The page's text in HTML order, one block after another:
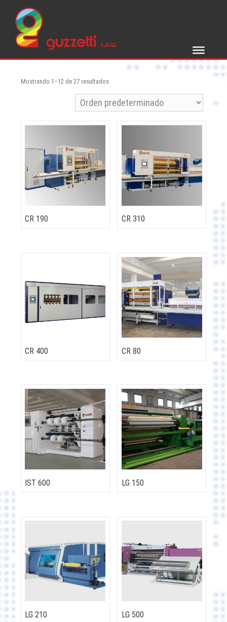
content
Mostrando 1–12 de 27 resultados
CR 190 CR 310
CR 400 CR 80
IST 600 LG 150
LG 210 LG 500